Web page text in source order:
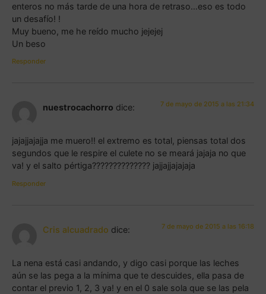
enteros no más tarde de una hora de retraso…eso es todo
un desafío! !
Muy bueno, me he reído mucho jejejej
Un beso
Responder
nuestrocachorro dice: 7 de mayo de 2015 a las 21:34
jajajjajajja me muero!! el extremo es total, piensas total dos
segundos que le respire el culete no se meará jajaja no que
va! y el salto pértiga?????????????? jajjajjajajaja
Responder
Cris alcuadrado dice: 7 de mayo de 2015 a las 16:18
La nena está casi andando, y digo casi porque las leches
aún se las pega a la mínima que te descuides, ella pasa de
contar el previo 1, 2, 3 ya! y en el 0 sale sola que se las pela